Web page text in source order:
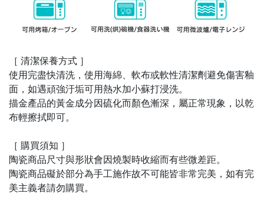
［ 清潔保養方式 ］
使用完盡快清洗，使用海綿、軟布或軟性清潔劑避免傷害釉
面，如遇頑強汙垢可用熱水加小蘇打浸洗。
描金產品的黃金成分因硫化而顏色漸深，屬正常現象，以乾
布輕擦拭即可。
［ 購買須知 ］
陶瓷商品尺寸與形狀會因燒製時收縮而有些微差距。
陶瓷商品礙於部分為手工施作故不可能皆非常完美，如有完
美主義者請勿購買。